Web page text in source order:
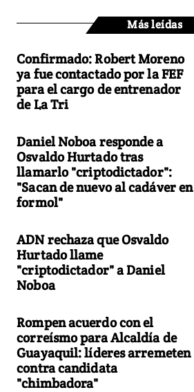
Más leídas
Confirmado: Robert Moreno
ya fue contactado por la FEF
para el cargo de entrenador
de La Tri
Daniel Noboa responde a
Osvaldo Hurtado tras
llamarlo "criptodictador":
"Sacan de nuevo al cadáver en
formol"
ADN rechaza que Osvaldo
Hurtado llame
"criptodictador" a Daniel
Noboa
Rompen acuerdo con el
correísmo para Alcaldía de
Guayaquil: líderes arremeten
contra candidata
"chimbadora"